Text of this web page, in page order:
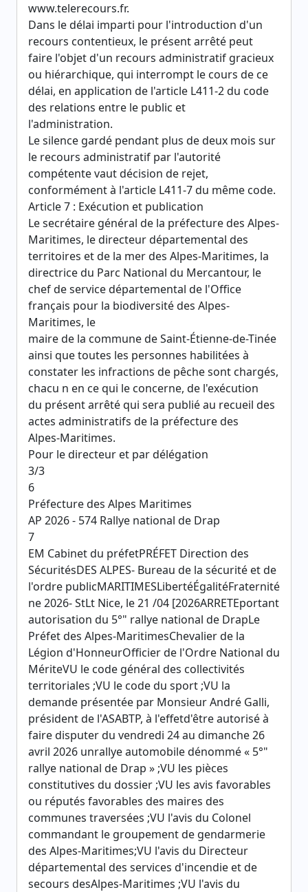
www.telerecours.fr.
Dans le délai imparti pour l'introduction d'un
recours contentieux, le présent arrêté peut
faire l'objet d'un recours administratif gracieux
ou hiérarchique, qui interrompt le cours de ce
délai, en application de l'article L411-2 du code
des relations entre le public et
l'administration.
Le silence gardé pendant plus de deux mois sur
le recours administratif par l'autorité
compétente vaut décision de rejet,
conformément à l'article L411-7 du même code.
Article 7 : Exécution et publication
Le secrétaire général de la préfecture des Alpes-
Maritimes, le directeur départemental des
territoires et de la mer des Alpes-Maritimes, la
directrice du Parc National du Mercantour, le
chef de service départemental de l'Office
français pour la biodiversité des Alpes-
Maritimes, le
maire de la commune de Saint-Étienne-de-Tinée
ainsi que toutes les personnes habilitées à
constater les infractions de pêche sont chargés,
chacu n en ce qui le concerne, de l'exécution
du présent arrêté qui sera publié au recueil des
actes administratifs de la préfecture des
Alpes-Maritimes.
Pour le directeur et par délégation
3/3
6
Préfecture des Alpes Maritimes
AP 2026 - 574 Rallye national de Drap
7
EM Cabinet du préfetPRÉFET Direction des
SécuritésDES ALPES- Bureau de la sécurité et de
l'ordre publicMARITIMESLibertéÉgalitéFraternité
ne 2026- StLt Nice, le 21 /04 [2026ARRETEportant
autorisation du 5°" rallye national de DrapLe
Préfet des Alpes-MaritimesChevalier de la
Légion d'HonneurOfficier de l'Ordre National du
MériteVU le code général des collectivités
territoriales ;VU le code du sport ;VU la
demande présentée par Monsieur André Galli,
président de l'ASABTP, à l'effetd'être autorisé à
faire disputer du vendredi 24 au dimanche 26
avril 2026 unrallye automobile dénommé « 5°"
rallye national de Drap » ;VU les pièces
constitutives du dossier ;VU les avis favorables
ou réputés favorables des maires des
communes traversées ;VU l'avis du Colonel
commandant le groupement de gendarmerie
des Alpes-Maritimes;VU l'avis du Directeur
départemental des services d'incendie et de
secours desAlpes-Maritimes ;VU l'avis du